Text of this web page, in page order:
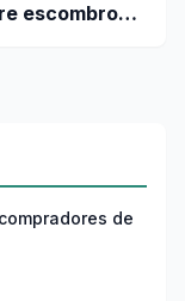
escombros
de